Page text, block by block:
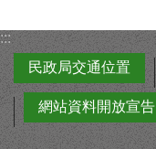
:::
民政局交通位置
網站資料開放宣告